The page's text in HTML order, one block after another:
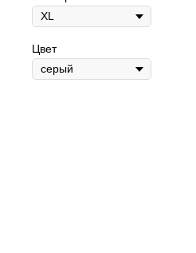
Цвет
Content
and landing pages, as well as